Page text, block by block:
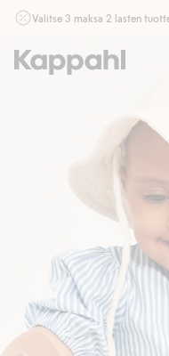
Valitse 3 maksa 2 lasten
myymälässä ja verkossa. Ei voi